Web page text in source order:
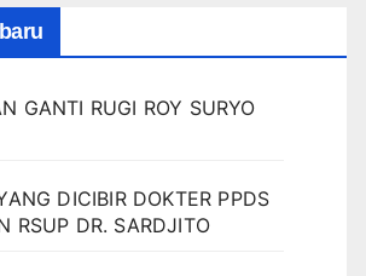
GANTI RUGI ROY SURYO
DICIBIR DOKTER PPDS
RSUP DR. SARDJITO